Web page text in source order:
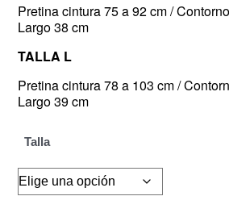
Pretina cintura 75 a 92 cm /
Largo 38 cm
TALLA L
Pretina cintura 78 a 103 cm /
Largo 39 cm
Talla